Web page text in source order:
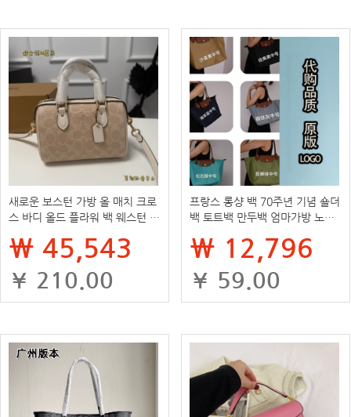
새로운 보스턴 가방 올 매치 크로
스 바디 올드 플라워 백 웨스턴 스
백
₩ 45,543
¥ 210.00
프랑스 롱샹 백 70주년 기념 숄더
백 토트백 만두백 엄마가방 노트
₩ 12,796
¥ 59.00